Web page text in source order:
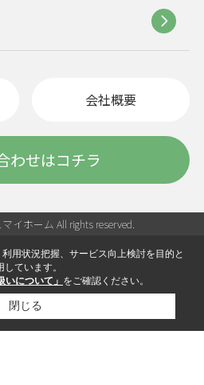
会社概要
わせはコチラ
イホーム All rights reserved.
用状況把握、サービス向上検討を目的と
ています。
いについて」 をご確認ください。
閉じる